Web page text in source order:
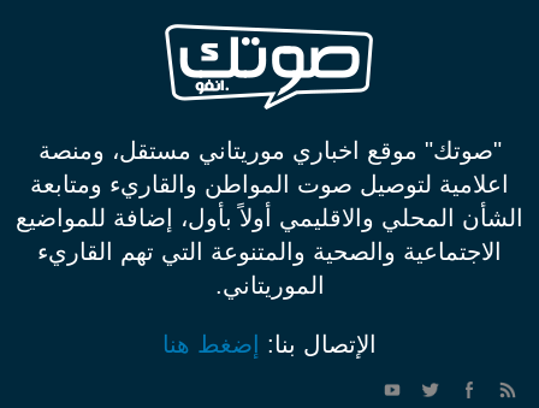
"صوتك" موقع اخباري موريتاني مستقل، ومنصة
اعلامية لتوصيل صوت المواطن والقاريء ومتابعة
الشأن المحلي والاقليمي أولاً بأول، إضافة للمواضيع
الاجتماعية والصحية والمتنوعة التي تهم القاريء
الموريتاني.
الإتصال بنا: إضغط هنا